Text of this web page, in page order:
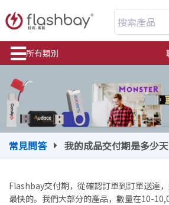
搜索產品
所有類別
常見問答 我的成品交付期是多少
Flashbay交付期，從確認訂單到訂單送達
最快的。我們大部分的產品，數量在10-